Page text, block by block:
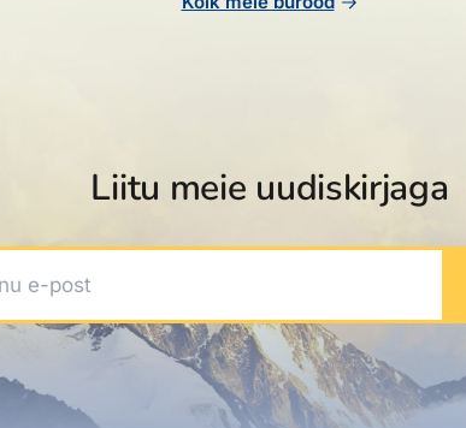
Liitu meie uudiskirjaga
e-post